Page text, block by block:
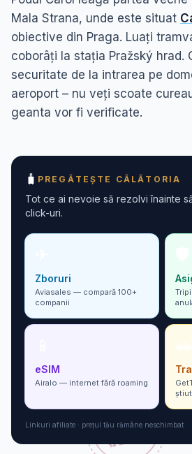
Mala Strana, unde este situat
obiective din Praga. Luați
coborâți la stația Pražský hrad.
securitate de la intrarea pe
aeroport – nu veți scoate
geanta vor fi verificate.
🧳 PREGĂTEȘTE CĂLĂTORIA
Tot ce ai nevoie să rezolvi înainte
click-uri.
Zboruri
Aviasales — compară 100+
companii
eSIM
Airalo — internet fără roaming
ști­ut
Linkuri afiliate · prețul tău rămâne neschimbat